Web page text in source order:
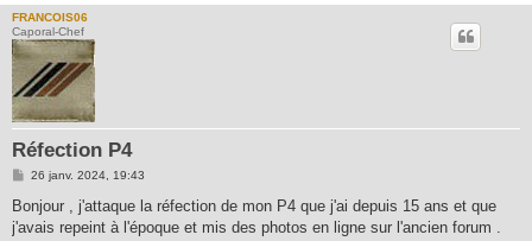
FRANCOIS06
Caporal-Chef
Réfection P4
M
s
a
26 janv. 2024, 19:43
Bonjour , j'attaque la réfection de mon P4 que j'ai depuis 15 ans et que
j'avais repeint à l'époque et mis des photos en ligne sur l'ancien forum .